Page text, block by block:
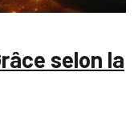
selon la